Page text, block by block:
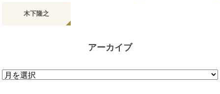
木下隆之
アーカイブ
ア